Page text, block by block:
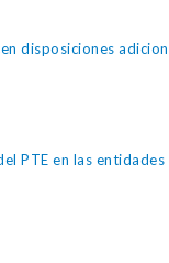
disposiciones
PTE en las